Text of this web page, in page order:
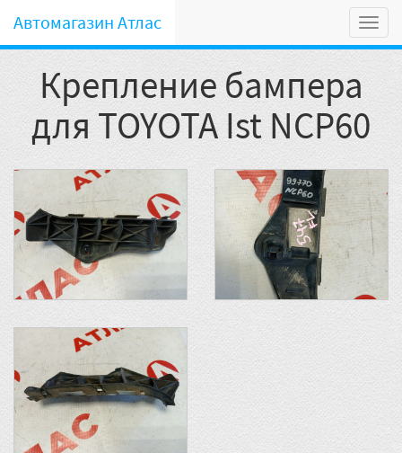
Автомагазин Атлас
Крепление бампера
для TOYOTA Ist NCP60